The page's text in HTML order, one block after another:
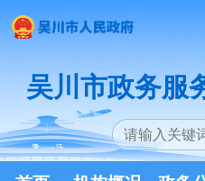
吴川市政务服